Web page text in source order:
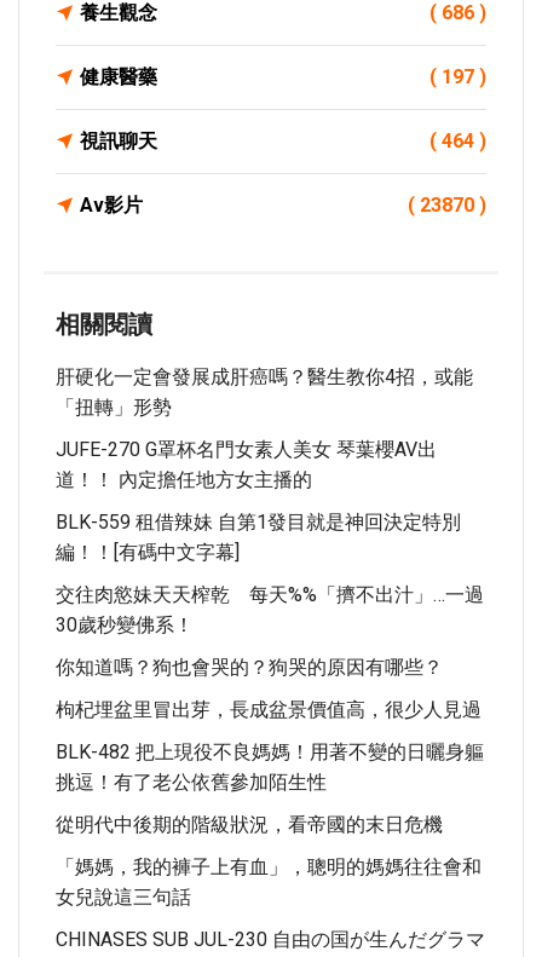
養生觀念 ( 686 )
健康醫藥 ( 197 )
視訊聊天 ( 464 )
Av影片 ( 23870 )
相關閱讀
肝硬化一定會發展成肝癌嗎？醫生教你4招，或能
「扭轉」形勢
JUFE-270 G罩杯名門女素人美女 琴葉櫻AV出
道！！ 內定擔任地方女主播的
BLK-559 租借辣妹 自第1發目就是神回決定特別
編！！[有碼中文字幕]
交往肉慾妹天天榨乾 每天%%「擠不出汁」…一過
30歲秒變佛系！
你知道嗎？狗也會哭的？狗哭的原因有哪些？
枸杞埋盆里冒出芽，長成盆景價值高，很少人見過
BLK-482 把上現役不良媽媽！用著不變的日曬身軀
挑逗！有了老公依舊參加陌生性
從明代中後期的階級狀況，看帝國的末日危機
「媽媽，我的褲子上有血」，聰明的媽媽往往會和
女兒說這三句話
CHINASES SUB JUL-230 自由の国が生んだグラマ